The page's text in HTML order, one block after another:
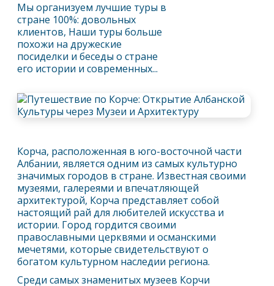
Корча, расположенная в юго-восточной части
Албании, является одним из самых культурно
значимых городов в стране. Известная своими
музеями, галереями и впечатляющей
архитектурой, Корча представляет собой
настоящий рай для любителей искусства и
истории. Город гордится своими
православными церквями и османскими
мечетями, которые свидетельствуют о
богатом культурном наследии региона.
Среди самых знаменитых музеев Корчи
Мы организуем лучшие туры в
стране 100%: довольных
клиентов, Наши туры больше
похожи на дружеские
посиделки и беседы о стране
его истории и современных...